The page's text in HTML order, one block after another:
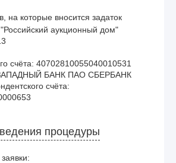
на которые вносится задаток
аукционный дом"
счёта: 40702810055040010531
БАНК ПАО СБЕРБАНК
счёта:
процедуры